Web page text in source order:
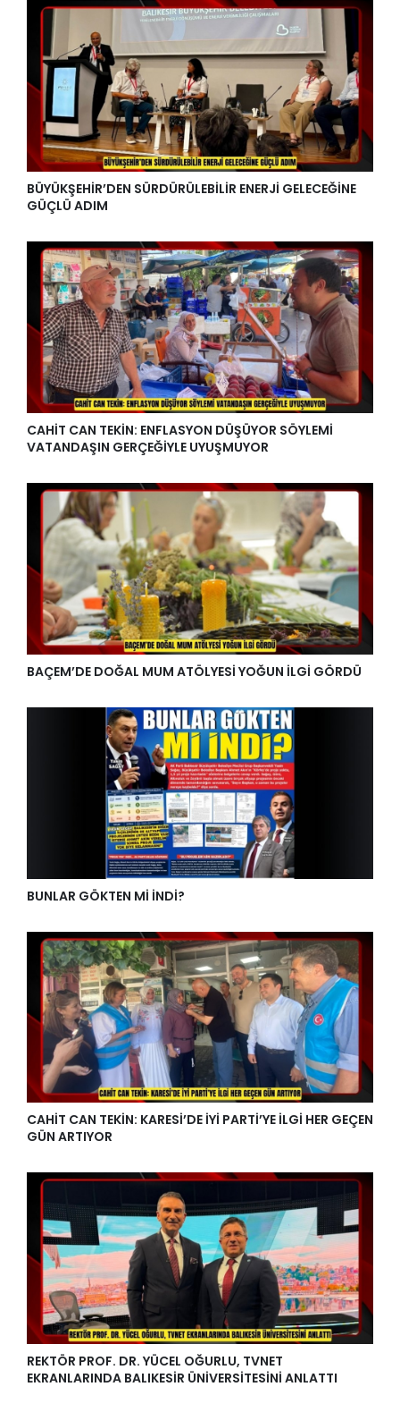
BÜYÜKŞEHİR’DEN SÜRDÜRÜLEBİLİR ENERJİ GELECEĞİNE
GÜÇLÜ ADIM
CAHİT CAN TEKİN: ENFLASYON DÜŞÜYOR SÖYLEMİ
VATANDAŞIN GERÇEĞİYLE UYUŞMUYOR
BAÇEM’DE DOĞAL MUM ATÖLYESİ YOĞUN İLGİ GÖRDÜ
BUNLAR GÖKTEN Mİ İNDİ?
CAHİT CAN TEKİN: KARESİ’DE İYİ PARTİ’YE İLGİ HER GEÇEN
GÜN ARTIYOR
REKTÖR PROF. DR. YÜCEL OĞURLU, TVNET
EKRANLARINDA BALIKESİR ÜNİVERSİTESİNİ ANLATTI